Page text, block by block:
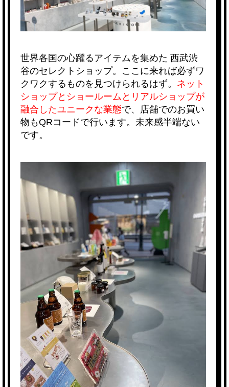
世界各国の心躍るアイテムを集めた 西武渋
谷のセレクトショップ。ここに来れば必ずワ
クワクするものを見つけられるはず。 ネット
ショップとショールームとリアルショップが
融合したユニークな業態で、店舗でのお買い
物もQRコードで行います。未来感半端ない
です。